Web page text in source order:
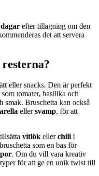
efter tillagning om den
det att servera
eller snacks. Den är perfekt
som tomater, basilika och
Bruschetta kan också
ellersvamp, för att
vitlök ellerchili i
som en bas för
. Om du vill vara kreativ
för att ge en unik twist till